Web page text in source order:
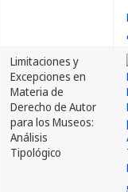
Limitaciones y
Excepciones en
Materia de
Derecho de Autor
para los Museos:
Análisis
Tipológico